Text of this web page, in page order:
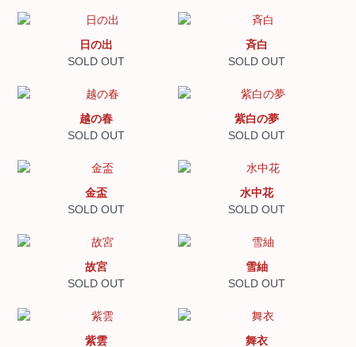
日の出
SOLD OUT
斉白
SOLD OUT
越の春
SOLD OUT
紫白の夢
SOLD OUT
金盃
SOLD OUT
水中花
SOLD OUT
故宮
SOLD OUT
雪紬
SOLD OUT
紫雲
舞衣